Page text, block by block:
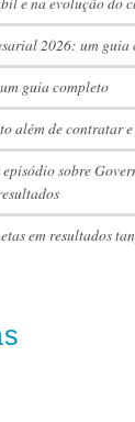
2026: um guia
guia completo
além de contratar
sobre
em resultados